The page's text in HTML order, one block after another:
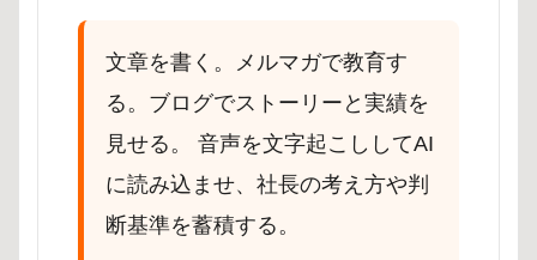
文章を書く。メルマガで教育す
る。ブログでストーリーと実績を
見せる。 音声を文字起こししてAI
に読み込ませ、社長の考え方や判
断基準を蓄積する。